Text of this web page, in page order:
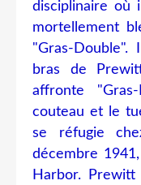
disciplinaire où
mortellement
"Gras-
bras de
affronte
couteau et le
se réfugie
décembre
Harbor.